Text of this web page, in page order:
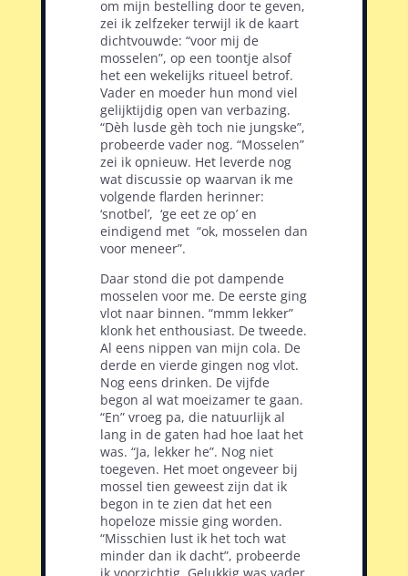
om mijn bestelling door te geven,
zei ik zelfzeker terwijl ik de kaart
dichtvouwde: “voor mij de
mosselen”, op een toontje alsof
het een wekelijks ritueel betrof.
Vader en moeder hun mond viel
gelijktijdig open van verbazing.
“Dèh lusde gèh toch nie jungske”,
probeerde vader nog. “Mosselen”
zei ik opnieuw. Het leverde nog
wat discussie op waarvan ik me
volgende flarden herinner:
‘snotbel’, ‘ge eet ze op’ en
eindigend met “ok, mosselen dan
voor meneer”.
Daar stond die pot dampende
mosselen voor me. De eerste ging
vlot naar binnen. “mmm lekker”
klonk het enthousiast. De tweede.
Al eens nippen van mijn cola. De
derde en vierde gingen nog vlot.
Nog eens drinken. De vijfde
begon al wat moeizamer te gaan.
“En” vroeg pa, die natuurlijk al
lang in de gaten had hoe laat het
was. “Ja, lekker he”. Nog niet
toegeven. Het moet ongeveer bij
mossel tien geweest zijn dat ik
begon in te zien dat het een
hopeloze missie ging worden.
“Misschien lust ik het toch wat
minder dan ik dacht”, probeerde
ik voorzichtig. Gelukkig was vader